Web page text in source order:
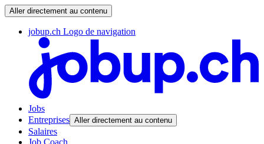
Aller directement au contenu
jobup.ch Logo de navigation
Jobs
Entreprises Aller directement au contenu
Salaires
Job Coach